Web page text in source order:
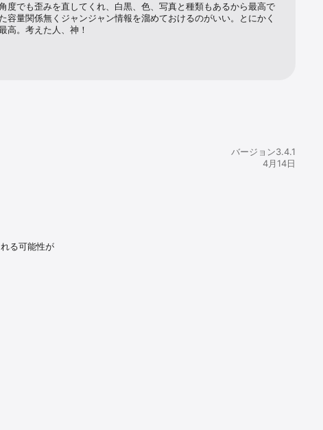
ールアドレス
操作を簡単に
度でも歪みを直してくれ、白黒、色、写真と種類もあるから最高で
容量関係無くジャンジャン情報を溜めておけるのがいい。とにかく
高。考えた人、神！
バージョン3.4.1
4月14日
る可能性が